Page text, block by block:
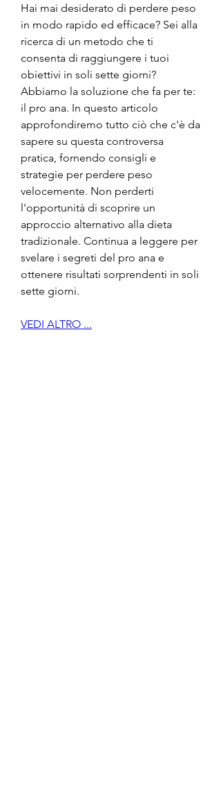
Hai mai desiderato di perdere peso
in modo rapido ed efficace? Sei alla
ricerca di un metodo che ti
consenta di raggiungere i tuoi
obiettivi in soli sette giorni?
Abbiamo la soluzione che fa per te:
il pro ana. In questo articolo
approfondiremo tutto ciò che c'è da
sapere su questa controversa
pratica, fornendo consigli e
strategie per perdere peso
velocemente. Non perderti
l'opportunità di scoprire un
approccio alternativo alla dieta
tradizionale. Continua a leggere per
svelare i segreti del pro ana e
ottenere risultati sorprendenti in soli
sette giorni.
VEDI ALTRO ...